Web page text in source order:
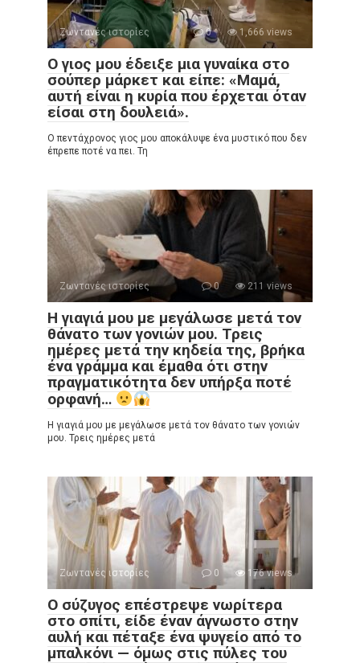
Ζωντανές ιστορίες 0 1,666 views
Ο γιος μου έδειξε μια γυναίκα στο
σούπερ μάρκετ και είπε: «Μαμά,
αυτή είναι η κυρία που έρχεται όταν
είσαι στη δουλειά».
Ο πεντάχρονος γιος μου αποκάλυψε ένα μυστικό που δεν
έπρεπε ποτέ να πει. Τη
Ζωντανές ιστορίες 0 211 views
Η γιαγιά μου με μεγάλωσε μετά τον
θάνατο των γονιών μου. Τρεις
ημέρες μετά την κηδεία της, βρήκα
ένα γράμμα και έμαθα ότι στην
πραγματικότητα δεν υπήρξα ποτέ
ορφανή…
Η γιαγιά μου με μεγάλωσε μετά τον θάνατο των γονιών
μου. Τρεις ημέρες μετά
Ζωντανές ιστορίες 0 176 views
Ο σύζυγος επέστρεψε νωρίτερα
στο σπίτι, είδε έναν άγνωστο στην
αυλή και πέταξε ένα ψυγείο από το
μπαλκόνι — όμως στις πύλες του